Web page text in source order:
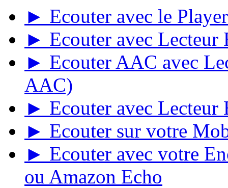
► Ecouter avec le
► Ecouter avec Lecteur
► Ecouter AAC avec
AAC)
► Ecouter avec Lecteur
► Ecouter sur votre
► Ecouter avec votre
ou Amazon Echo